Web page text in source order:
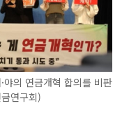
의 연금개혁 합의를 비판
연구회)